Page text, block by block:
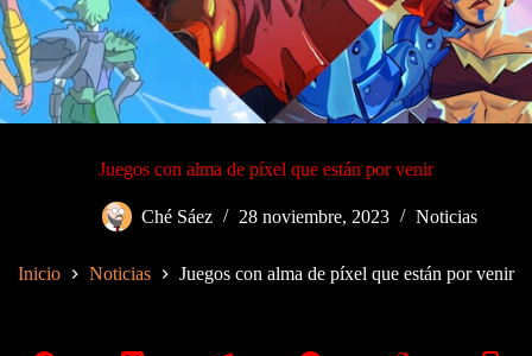
Juegos con alma de píxel que están por venir
Ché Sáez 28 noviembre, 2023 Noticias
Inicio Noticias Juegos con alma de píxel que están por venir